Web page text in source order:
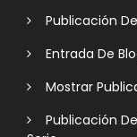
Publicación
Entrada De
Mostrar
Publicación